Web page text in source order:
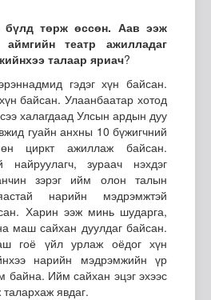
бүлд төрж өссөн. Аав ээж
аймгийн театр ажилладаг
талаар яриач?
гэдэг хүн байсан.
байсан. Улаанбаатар хотод
халагдаад Улсын ардын дуу
гуайн анхны 10 бүжигчний
циркт ажиллаж байсан.
найруулагч, зураач нэхдэг
зэрэг ийм олон талын
нарийн мэдрэмжтэй
Харин ээж минь шударга,
маш сайхан дуулдаг байсан.
гоё үйл урлаж оёдог хүн
нарийн мэдрэмжийн үр
байна. Ийм сайхан эцэг эхээс
явдаг.